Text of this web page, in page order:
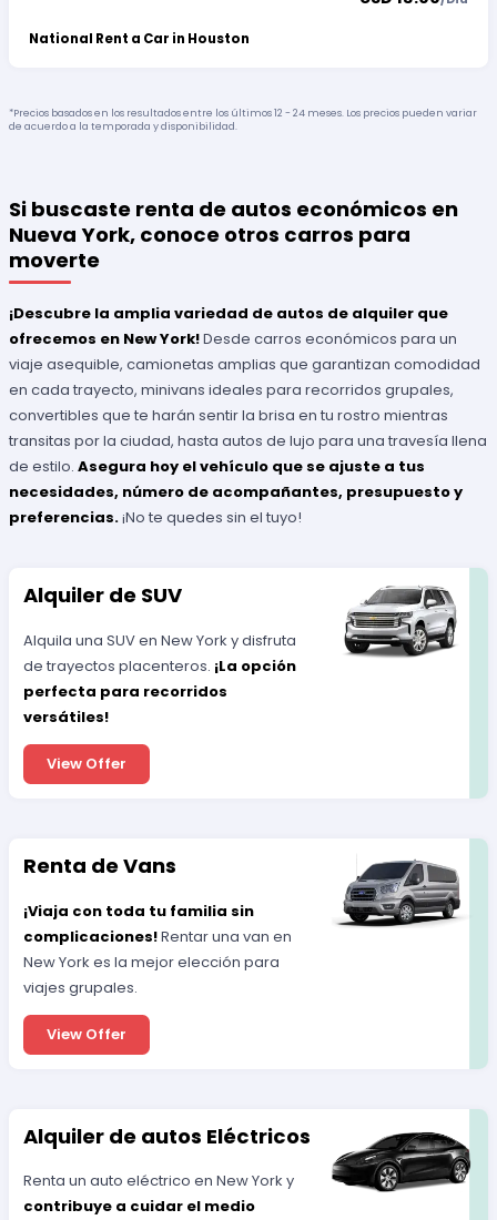
National Rent a Car in Houston
*Precios basados en los resultados entre los últimos 12 - 24 meses. Los precios pueden variar
de acuerdo a la temporada y disponibilidad.
Si buscaste renta de autos económicos en
Nueva York, conoce otros carros para
moverte
¡Descubre la amplia variedad de autos de alquiler que
ofrecemos en New York!Desde carros económicos para un
viaje asequible, camionetas amplias que garantizan comodidad
en cada trayecto, minivans ideales para recorridos grupales,
convertibles que te harán sentir la brisa en tu rostro mientras
transitas por la ciudad, hasta autos de lujo para una travesía llena
de estilo.Asegura hoy el vehículo que se ajuste a tus
necesidades, número de acompañantes, presupuesto y
preferencias.¡No te quedes sin el tuyo!
Alquiler de SUV
Alquila una SUV en New York y disfruta
de trayectos placenteros. ¡La opción
perfecta para recorridos
versátiles!
View Offer
Renta de Vans
¡Viaja con toda tu familia sin
complicaciones!Rentar una van en
New York es la mejor elección para
viajes grupales.
View Offer
Alquiler de autos Eléctricos
Renta un auto eléctrico en New York y
contribuye a cuidar el medio